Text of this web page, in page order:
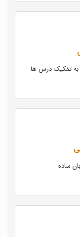
به تفکیک درس ها
ساده